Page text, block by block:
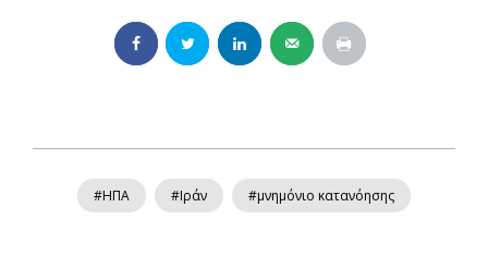
#ΗΠΑ #Ιράν #μνημόνιο κατανόησης